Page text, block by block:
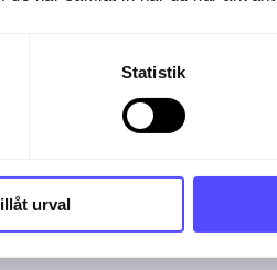
Statistik
urval
avstäms.
signering.